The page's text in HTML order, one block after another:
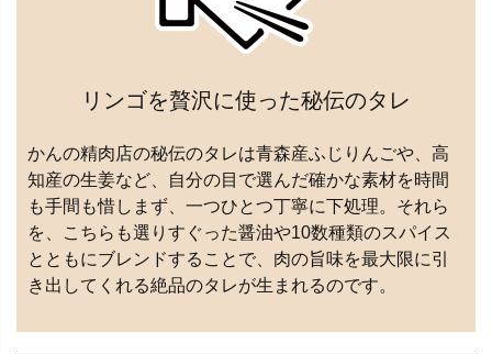
リンゴを贅沢に使った秘伝のタレ
かんの精肉店の秘伝のタレは青森産ふじりんごや、高
知産の生姜など、自分の目で選んだ確かな素材を時間
も手間も惜しまず、一つひとつ丁寧に下処理。それら
を、こちらも選りすぐった醤油や10数種類のスパイス
とともにブレンドすることで、肉の旨味を最大限に引
き出してくれる絶品のタレが生まれるのです。